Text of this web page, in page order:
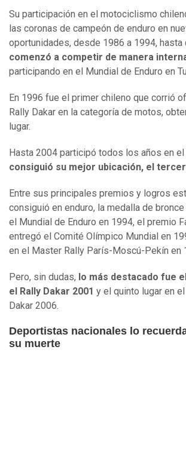
Su participación en el motociclismo
las coronas de campeón de enduro en
oportunidades, desde 1986 a 1994, hasta
comenzó a competir de manera
participando en el Mundial de Enduro en
En 1996 fue el primer chileno que corrió
Rally Dakar en la categoría de motos,
lugar.
Hasta 2004 participó todos los años en el
consiguió su mejor ubicación, el
Entre sus principales premios y logros
consiguió en enduro, la medalla de
el Mundial de Enduro en 1994, el premio
entregó el Comité Olímpico Mundial en
en el Master Rally París-Moscú-Pekín en
Pero, sin dudas, lo más destacado fue
el Rally Dakar 2001 y el quinto lugar en
Dakar 2006.
Deportistas nacionales lo
su muerte